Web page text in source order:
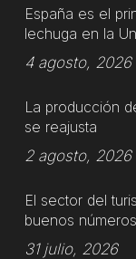
España es el
lechuga en la
4 agosto, 2026
La producción
se reajusta
2 agosto, 2026
El sector del
buenos números
31 julio, 2026